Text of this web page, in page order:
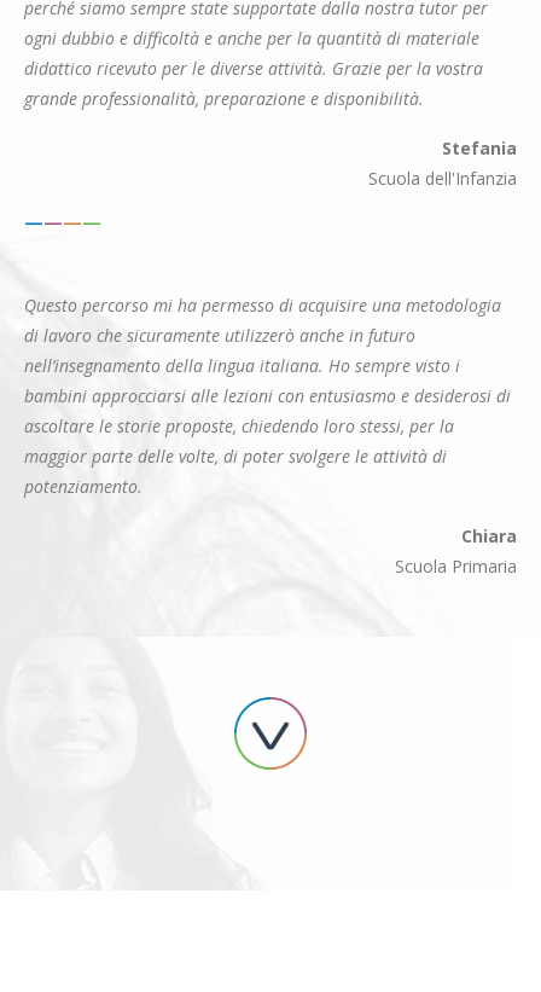
perché siamo sempre state supportate dalla nostra tutor per
ogni dubbio e difficoltà e anche per la quantità di materiale
didattico ricevuto per le diverse attività. Grazie per la vostra
grande professionalità, preparazione e disponibilità.
Stefania
Scuola dell'Infanzia
————
Questo percorso mi ha permesso di acquisire una metodologia
di lavoro che sicuramente utilizzerò anche in futuro
nell’insegnamento della lingua italiana. Ho sempre visto i
bambini approcciarsi alle lezioni con entusiasmo e desiderosi di
ascoltare le storie proposte, chiedendo loro stessi, per la
maggior parte delle volte, di poter svolgere le attività di
potenziamento.
Chiara
Scuola Primaria